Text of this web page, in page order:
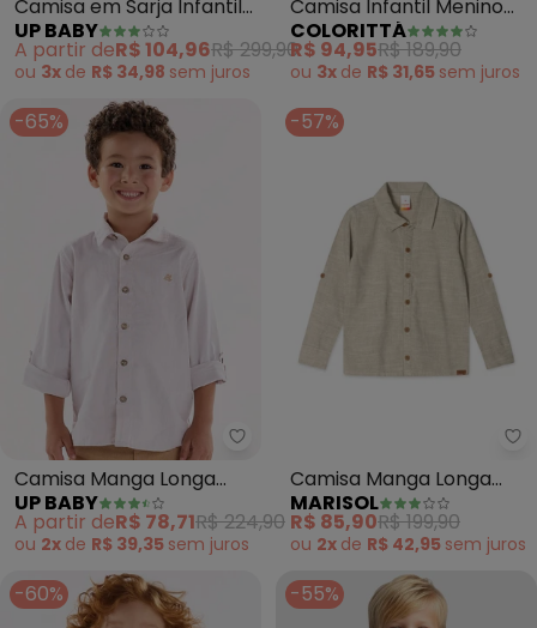
Camisa em Sarja Infantil
para Meninos (Bege)
UP BABY
A partir deR$ 104,96R$ 299,90
ou 3x de R$ 34,98 sem juros
Camisa Infantil Menino
Xadrez Flanela (Bege)
COLORITTÁ
R$ 94,95R$ 189,90
ou 3x de R$ 31,65 sem juros
-65%
Up Baby - Camisa Manga
Camisa Manga Longa
Infantil Menino (Bege)
UP BABY
A partir deR$ 78,71R$ 224,90
ou 2x de R$ 39,35 sem juros
-57%
Camisa Manga Longa
Linho Infantil Masculina
(Bege)
MARISOL
R$ 85,90R$ 199,90
ou 2x de R$ 42,95 sem juros
-60% -55%